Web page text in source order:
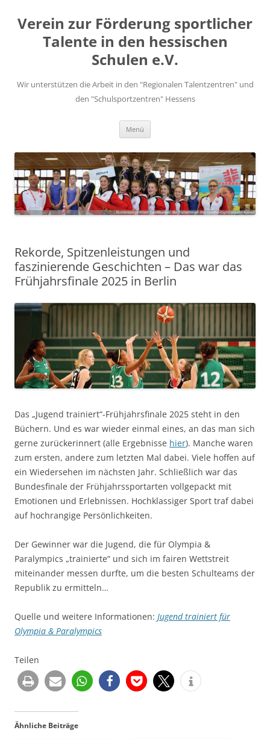
springen
Verein zur Förderung sportlicher
Talente in den hessischen
Schulen e.V.
Wir unterstützen die Arbeit in den "Regionalen Talentzentren" und
den "Schulsportzentren" Hessens
Menü
Rekorde, Spitzenleistungen und
faszinierende Geschichten – Das war das
Frühjahrsfinale 2025 in Berlin
Das „Jugend trainiert“-Frühjahrsfinale 2025 steht in den
Büchern. Und es war wieder einmal eines, an das man sich
gerne zurückerinnert (alle Ergebnisse hier). Manche waren
zum ersten, andere zum letzten Mal dabei. Viele hoffen auf
ein Wiedersehen im nächsten Jahr. Schließlich war das
Bundesfinale der Frühjahrssportarten vollgepackt mit
Emotionen und Erlebnissen. Hochklassiger Sport traf dabei
auf hochrangige Persönlichkeiten.
Der Gewinner war die Jugend, die für Olympia &
Paralympics „trainierte“ und sich im fairen Wettstreit
miteinander messen durfte, um die besten Schulteams der
Republik zu ermitteln…
Quelle und weitere Informationen: Jugend trainiert für
Olympia & Paralympics
Teilen
Ähnliche Beiträge